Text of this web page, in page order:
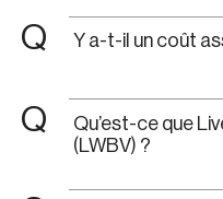
Q Y a-t-il un coût
Q
Qu’est-ce que
(LWBV) ?